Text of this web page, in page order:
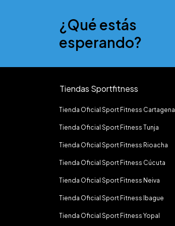
¿Qué estás
esperando?
Tiendas Sportfitness
Tienda Oficial Sport Fitness Cartagena
Tienda Oficial Sport Fitness Tunja
Tienda Oficial Sport Fitness Rioacha
Tienda Oficial Sport Fitness Cúcuta
Tienda Oficial Sport Fitness Neiva
Tienda Oficial Sport Fitness Ibague
Tienda Oficial Sport Fitness Yopal